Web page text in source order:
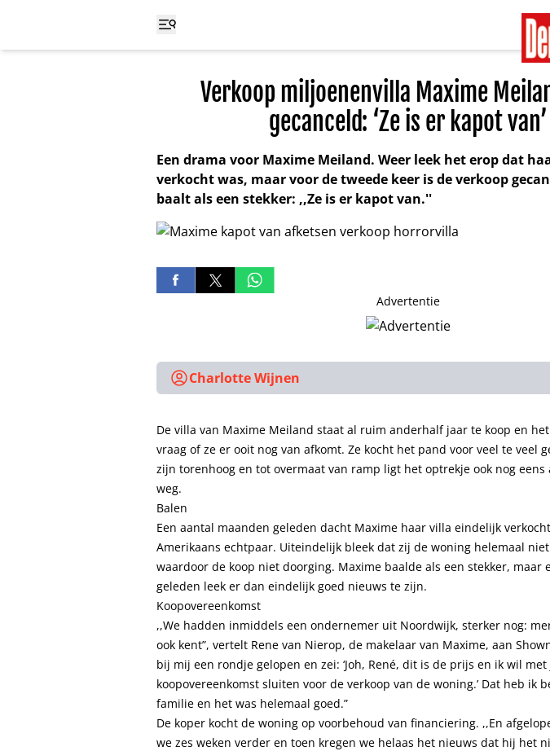
Verkoop miljoenenvilla Maxime
gecanceld: ‘Ze is er kapot van’
Een drama voor Maxime Meiland. Weer leek het erop dat
verkocht was, maar voor de tweede keer is de verkoop
baalt als een stekker: ,,Ze is er kapot van.''
Advertentie
Charlotte Wijnen
De villa van Maxime Meiland staat al ruim anderhalf jaar te koop en
vraag of ze er ooit nog van afkomt. Ze kocht het pand voor veel te veel
zijn torenhoog en tot overmaat van ramp ligt het optrekje ook nog eens
weg.
Balen
Een aantal maanden geleden dacht Maxime haar villa eindelijk
Amerikaans echtpaar. Uiteindelijk bleek dat zij de woning helemaal
waardoor de koop niet doorging. Maxime baalde als een stekker, maar
geleden leek er dan eindelijk goed nieuws te zijn.
Koopovereenkomst
,,We hadden inmiddels een ondernemer uit Noordwijk, sterker nog:
ook kent”, vertelt Rene van Nierop, de makelaar van Maxime, aan
bij mij een rondje gelopen en zei: ‘Joh, René, dit is de prijs en ik wil met
koopovereenkomst sluiten voor de verkoop van de woning.’ Dat heb ik
familie en het was helemaal goed.”
De koper kocht de woning op voorbehoud van financiering. ,,En
we zes weken verder en toen kregen we helaas het nieuws dat hij het